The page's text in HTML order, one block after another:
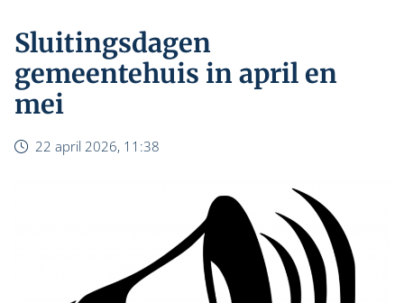
Sluitingsdagen
gemeentehuis in april en
mei
22 april 2026, 11:38